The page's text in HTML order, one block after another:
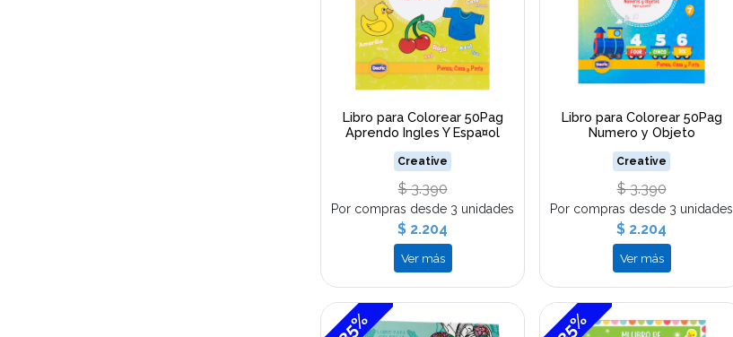
Libro para Colorear 50Pag
Aprendo Ingles Y Espa¤ol
Creative
$ 3.390
Por compras desde 3 unidades
$ 2.204
Ver más
Libro para Colorear 50Pag
Numero y Objeto
Creative
$ 3.390
Por compras desde 3 unidades
$ 2.204
Ver más